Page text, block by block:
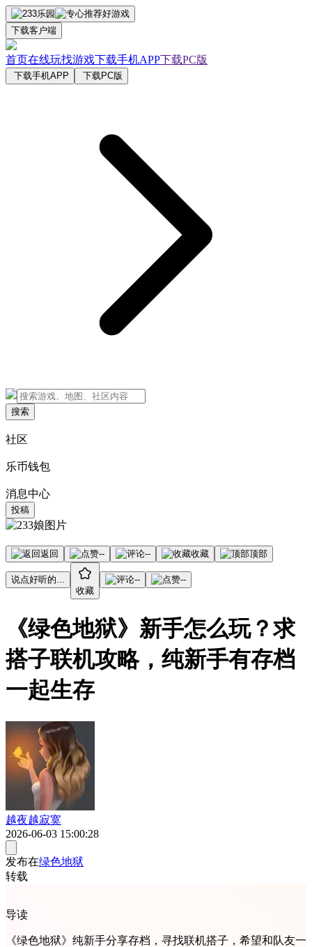
下载客户端
首页在线玩找游戏下载手机APP下载PC版
下载手机APP 下载PC版
搜索
社区
乐币钱包
消息中心
投稿
返回 -- -- 收藏 顶部
说点好听的...
收藏
-- --
《绿色地狱》新手怎么玩？求
搭子联机攻略，纯新手有存档
一起生存
越夜越寂寞
2026-06-03 15:00:28
发布在绿色地狱
转载
导读
《绿色地狱》纯新手分享存档，寻找联机搭子，希望和队友一